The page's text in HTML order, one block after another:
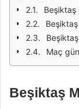
Beşiktaş
Maç
Beşiktaş